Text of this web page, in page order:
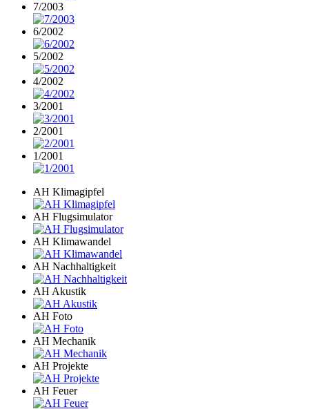
7/2003
6/2002
5/2002
4/2002
3/2001
2/2001
1/2001
AH Klimagipfel
AH Flugsimulator
AH Klimawandel
AH Nachhaltigkeit
AH Akustik
AH Foto
AH Mechanik
AH Projekte
AH Feuer